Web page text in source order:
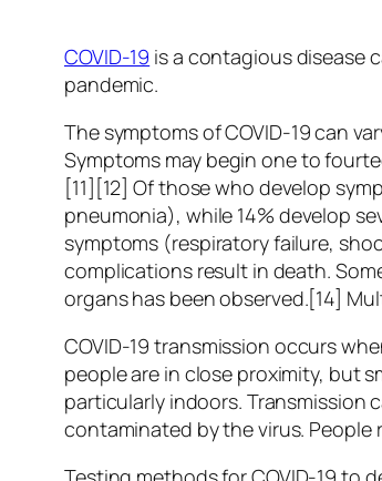
COVID-19 is a contagious disease
pandemic.
The symptoms of COVID‑19 can
Symptoms may begin one to
[11][12] Of those who develop
pneumonia), while 14% develop
symptoms (respiratory failure,
complications result in death.
organs has been observed.[14]
COVID‑19 transmission occurs
people are in close proximity, but
particularly indoors. Transmission
contaminated by the virus. People